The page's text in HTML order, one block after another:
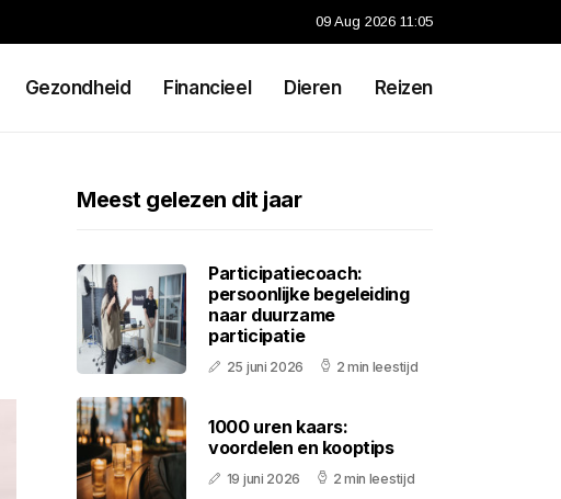
09 Aug 2026 11:05
Gezondheid Financieel Dieren Reizen
Meest gelezen dit jaar
Participatiecoach:
persoonlijke begeleiding
naar duurzame
participatie
25 juni 2026 2 min leestijd
1000 uren kaars:
voordelen en kooptips
19 juni 2026 2 min leestijd